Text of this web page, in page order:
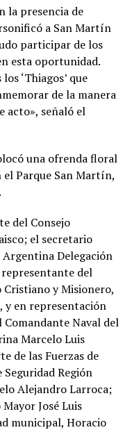
la presencia de
a San Martín
participar de los
esta oportunidad.
‘Thiagos’ que
de la manera
acto», señaló el
una ofrenda floral
Parque San Martín,
del Consejo
el secretario
Delegación
del
y Misionero,
y en representación
Comandante Naval del
Marcelo Luis
de las Fuerzas de
Región
Alejandro Larroca;
José Luis
municipal, Horacio